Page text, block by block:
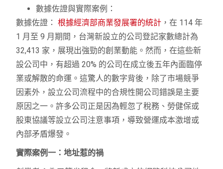
數據佐證與實際案例：
數據佐證：根據經濟部商業發展署的統計 ，在 114 年
1 月至 9 月期間，台灣新設立的公司登記家數總計為
32,413 家，展現出強勁的創業動能。然而，在這些新
設公司中，有超過 20% 的公司在成立後五年內面臨停
業或解散的命運。這驚人的數字背後，除了市場競爭
因素外，設立公司流程中的合規性開公司錯誤是主要
原因之一。許多公司正是因為輕忽了稅務、勞健保或
股東協議等設立公司注意事項，導致營運成本激增或
內部矛盾爆發。
實際案例一：地址惹的禍